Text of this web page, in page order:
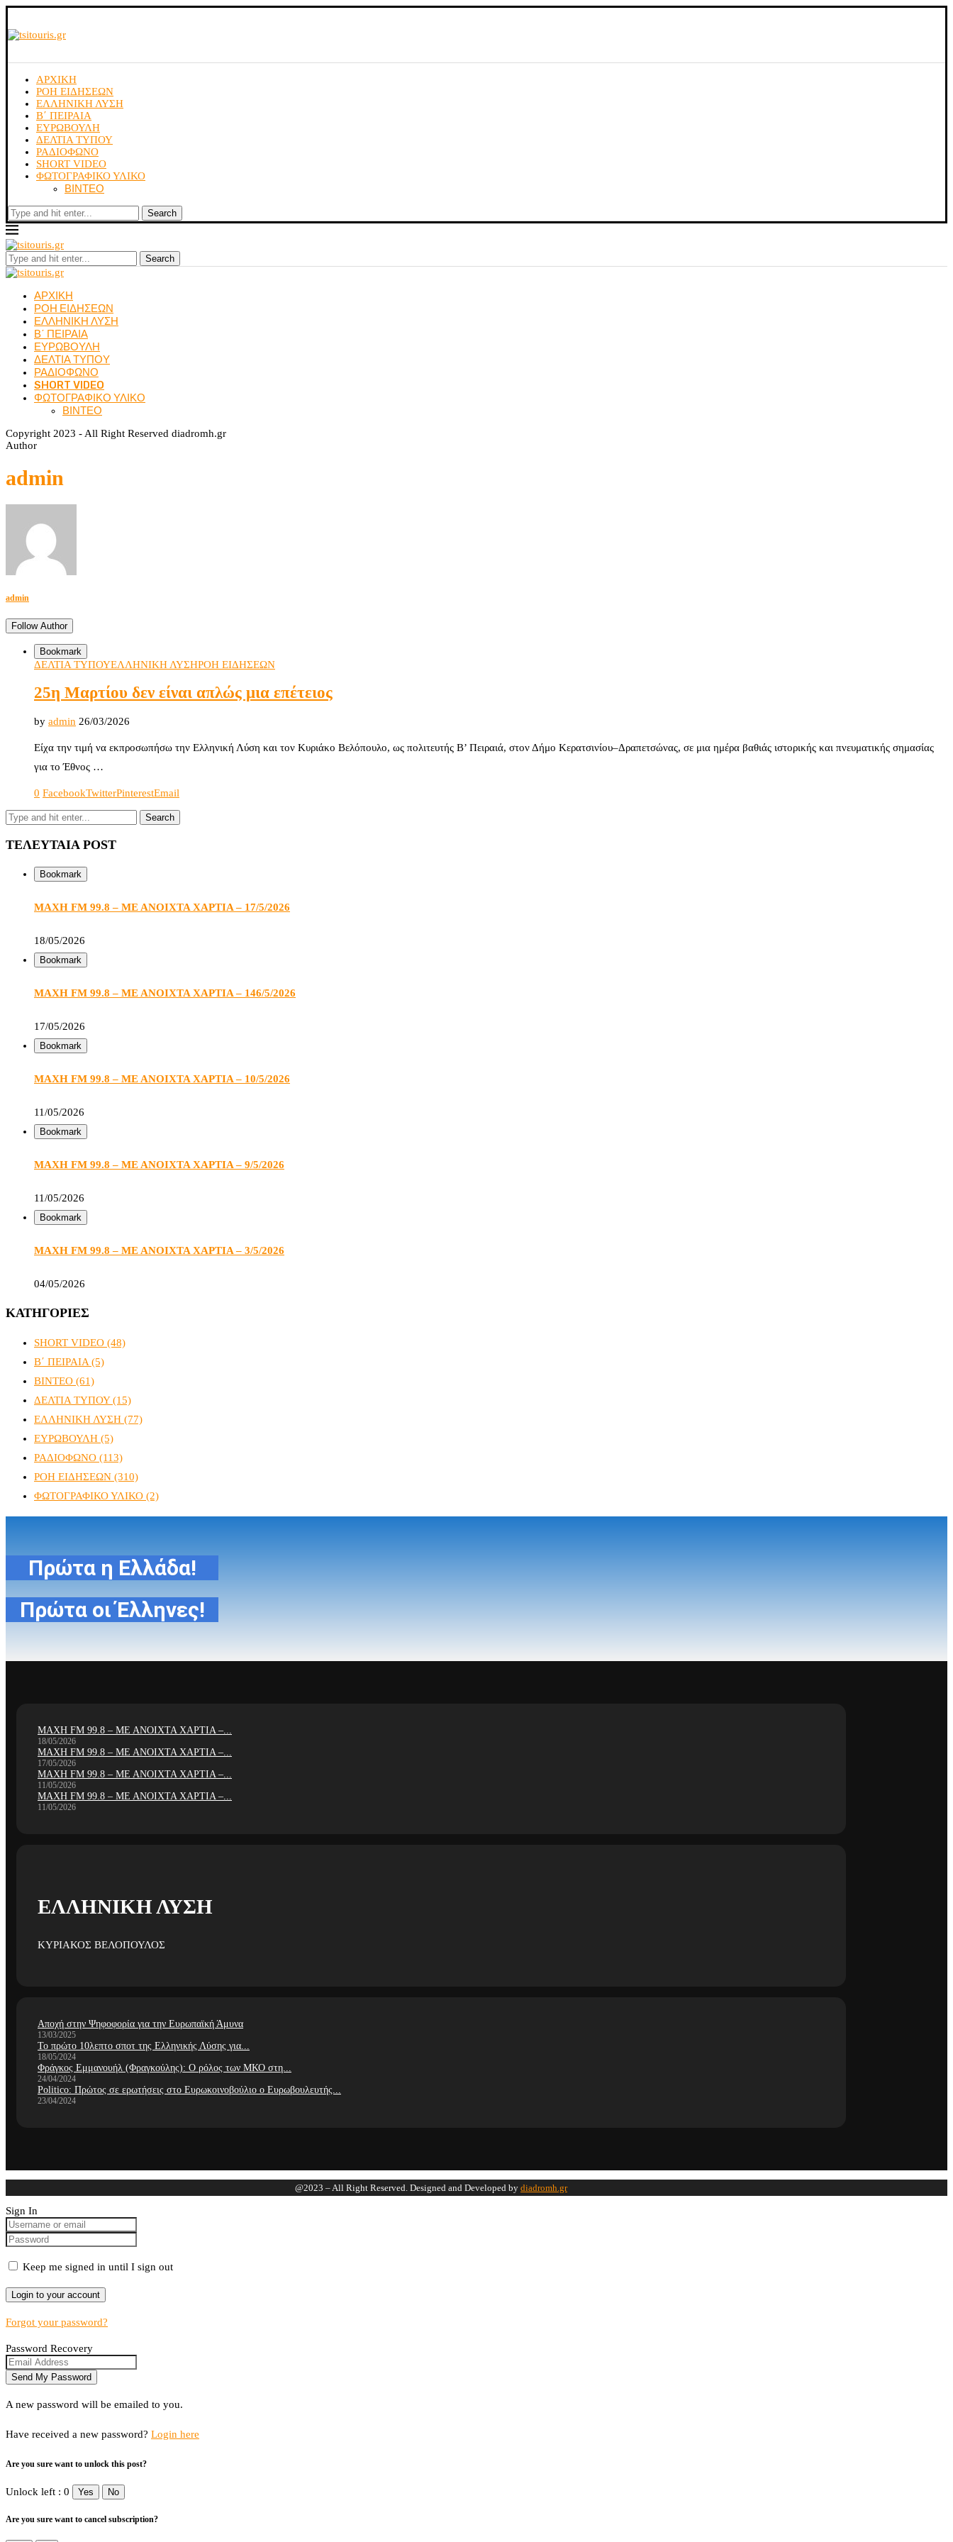
ΑΡΧΙΚΗ
ΡΟΗ ΕΙΔΗΣΕΩΝ
ΕΛΛΗΝΙΚΗ ΛΥΣΗ
Β΄ ΠΕΙΡΑΙΑ
ΕΥΡΩΒΟΥΛΗ
ΔΕΛΤΙΑ ΤΥΠΟΥ
ΡΑΔΙΟΦΩΝΟ
SHORT VIDEO
ΦΩΤΟΓΡΑΦΙΚΟ ΥΛΙΚΟ
ΒΙΝΤΕΟ
Search
Search
ΑΡΧΙΚΗ
ΡΟΗ ΕΙΔΗΣΕΩΝ
ΕΛΛΗΝΙΚΗ ΛΥΣΗ
Β΄ ΠΕΙΡΑΙΑ
ΕΥΡΩΒΟΥΛΗ
ΔΕΛΤΙΑ ΤΥΠΟΥ
ΡΑΔΙΟΦΩΝΟ
SHORT VIDEO
ΦΩΤΟΓΡΑΦΙΚΟ ΥΛΙΚΟ
ΒΙΝΤΕΟ
Copyright 2023 - All Right Reserved diadromh.gr
Author
admin
admin
Follow Author
Bookmark
ΔΕΛΤΙΑ ΤΥΠΟΥΕΛΛΗΝΙΚΗ ΛΥΣΗΡΟΗ ΕΙΔΗΣΕΩΝ
25η Μαρτίου δεν είναι απλώς μια επέτειος
by admin 26/03/2026
Είχα την τιμή να εκπροσωπήσω την Ελληνική Λύση και τον Κυριάκο Βελόπουλο, ως πολιτευτής Β’ Πειραιά, στον Δήμο Κερατσινίου–Δραπετσώνας, σε μια ημέρα βαθιάς ιστορικής και πνευματικής σημασίας
για το Έθνος …
0 FacebookTwitterPinterestEmail
ΤΕΛΕΥΤΑΙΑ POST
Bookmark
ΜΑΧΗ FM 99.8 – ΜΕ ΑΝΟΙΧΤΑ ΧΑΡΤΙΑ – 17/5/2026
18/05/2026
Bookmark
ΜΑΧΗ FM 99.8 – ΜΕ ΑΝΟΙΧΤΑ ΧΑΡΤΙΑ – 146/5/2026
17/05/2026
Bookmark
ΜΑΧΗ FM 99.8 – ΜΕ ΑΝΟΙΧΤΑ ΧΑΡΤΙΑ – 10/5/2026
11/05/2026
Bookmark
ΜΑΧΗ FM 99.8 – ΜΕ ΑΝΟΙΧΤΑ ΧΑΡΤΙΑ – 9/5/2026
11/05/2026
Bookmark
ΜΑΧΗ FM 99.8 – ΜΕ ΑΝΟΙΧΤΑ ΧΑΡΤΙΑ – 3/5/2026
04/05/2026
ΚΑΤΗΓΟΡΙΕΣ
SHORT VIDEO (48)
Β΄ ΠΕΙΡΑΙΑ (5)
ΒΙΝΤΕΟ (61)
ΔΕΛΤΙΑ ΤΥΠΟΥ(15)
ΕΛΛΗΝΙΚΗ ΛΥΣΗ (77)
ΕΥΡΩΒΟΥΛΗ (5)
ΡΑΔΙΟΦΩΝΟ (113)
ΡΟΗ ΕΙΔΗΣΕΩΝ (310)
ΦΩΤΟΓΡΑΦΙΚΟ ΥΛΙΚΟ (2)
Πρώτα η Ελλάδα!
Πρώτα οι Έλληνες!
ΜΑΧΗ FM 99.8 – ΜΕ ΑΝΟΙΧΤΑ ΧΑΡΤΙΑ –...
18/05/2026
ΜΑΧΗ FM 99.8 – ΜΕ ΑΝΟΙΧΤΑ ΧΑΡΤΙΑ –...
17/05/2026
ΜΑΧΗ FM 99.8 – ΜΕ ΑΝΟΙΧΤΑ ΧΑΡΤΙΑ –...
11/05/2026
ΜΑΧΗ FM 99.8 – ΜΕ ΑΝΟΙΧΤΑ ΧΑΡΤΙΑ –...
11/05/2026
ΕΛΛΗΝΙΚΗ ΛΥΣΗ
ΚΥΡΙΑΚΟΣ ΒΕΛΟΠΟΥΛΟΣ
Αποχή στην Ψηφοφορία για την Ευρωπαϊκή Άμυνα
13/03/2025
Το πρώτο 10λεπτο σποτ της Ελληνικής Λύσης για...
18/05/2024
Φράγκος Εμμανουήλ (Φραγκούλης): Ο ρόλος των ΜΚΟ στη...
24/04/2024
Politico: Πρώτος σε ερωτήσεις στο Ευρωκοινοβούλιο ο Ευρωβουλευτής...
23/04/2024
@2023 – All Right Reserved. Designed and Developed by diadromh.gr
Sign In
Keep me signed in until I sign out
Forgot your password?
Password Recovery
A new password will be emailed to you.
Have received a new password? Login here
Are you sure want to unlock this post?
Unlock left : 0 Yes No
Are you sure want to cancel subscription?